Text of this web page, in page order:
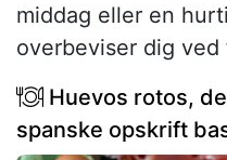
middag eller en
overbeviser dig ved
Huevos rotos,
spanske opskrift